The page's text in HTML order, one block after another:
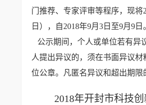
门推荐、专家评审等程序，现
日），自2018年9月3日至9月9日
公示期间，个人或单位若有异
人提出异议的，须在书面异议
位公章。凡匿名异议和超出期限
2018年开封市科技